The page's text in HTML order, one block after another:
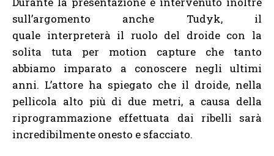
sull’argomento anche Tudyk, il
quale interpreterà il ruolo del droide con la
solita tuta per motion capture che tanto
abbiamo imparato a conoscere negli ultimi
anni. L’attore ha spiegato che il droide, nella
pellicola alto più di due metri, a causa della
riprogrammazione effettuata dai ribelli sarà
incredibilmente onesto e sfacciato.